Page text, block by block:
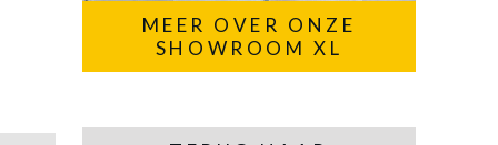
MEER OVER ONZE
SHOWROOM XL